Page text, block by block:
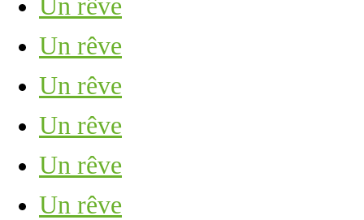
Un rêve
Un rêve
Un rêve
Un rêve
Un rêve
Un rêve